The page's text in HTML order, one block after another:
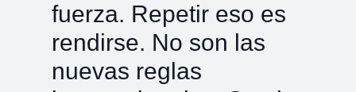
fuerza. Repetir eso es
rendirse. No son las
nuevas reglas